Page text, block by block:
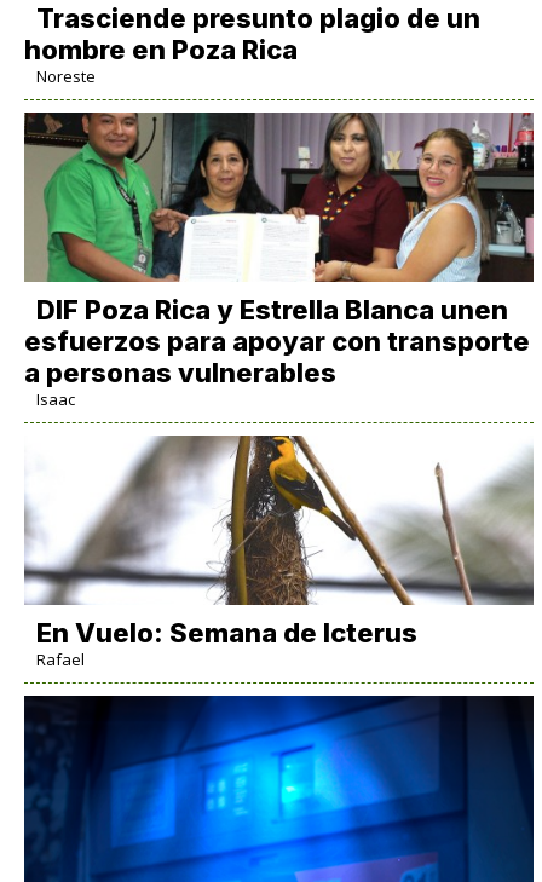
Trasciende presunto plagio de un
hombre en Poza Rica
Noreste
DIF Poza Rica y Estrella Blanca unen
esfuerzos para apoyar con transporte
a personas vulnerables
Isaac
En Vuelo: Semana de Icterus
Rafael